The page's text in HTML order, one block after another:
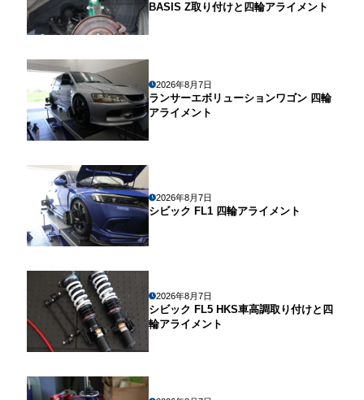
BASIS Z取り付けと四輪アライメント
2026年8月7日
ランサーエボリューションワゴン 四輪
アライメント
2026年8月7日
シビック FL1 四輪アライメント
2026年8月7日
シビック FL5 HKS車高調取り付けと四
輪アライメント